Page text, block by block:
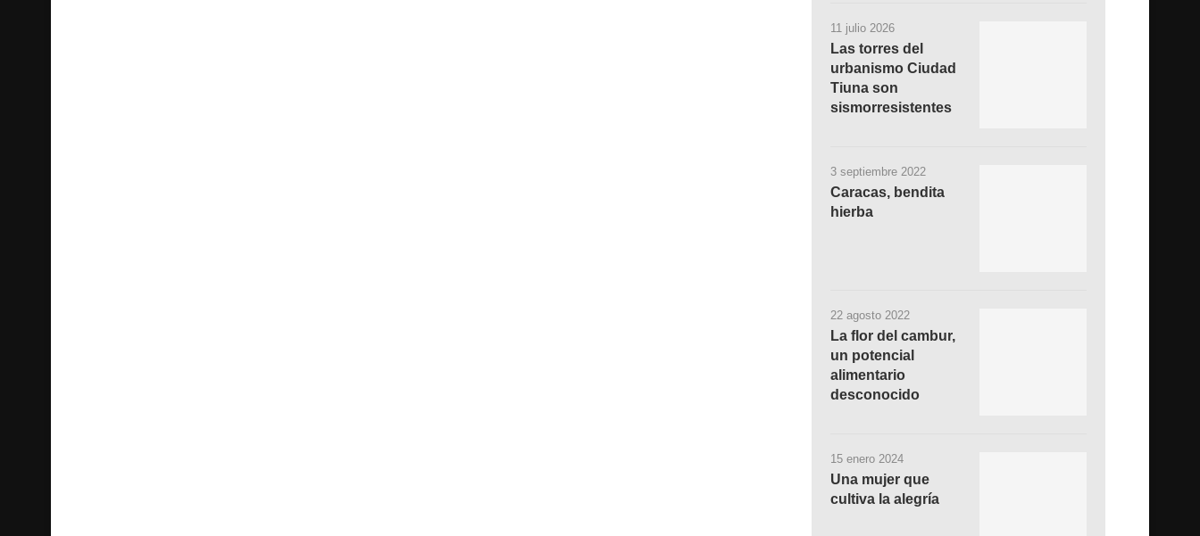
11 julio 2026
Las torres del
urbanismo Ciudad
Tiuna son
sismorresistentes
3 septiembre 2022
Caracas, bendita
hierba
22 agosto 2022
La flor del cambur,
un potencial
alimentario
desconocido
15 enero 2024
Una mujer que
cultiva la alegría